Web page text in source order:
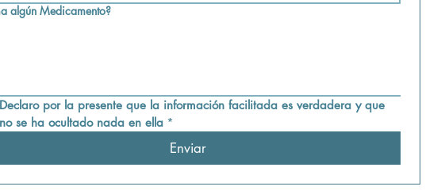
algún Medicamento?
Declaro por la presente que la información facilitada es verdadera y que
no se ha ocultado nada en ella *
Enviar